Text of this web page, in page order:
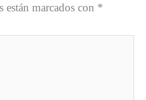
marcados con *